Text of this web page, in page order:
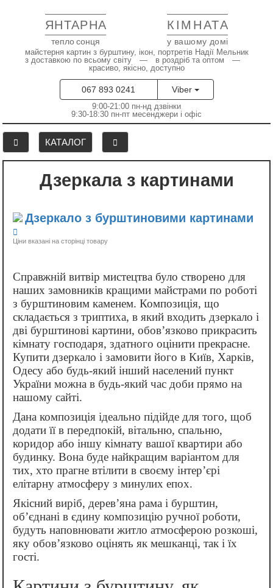
ЯНТАРНА КІМНАТА
тепло сонця у вашому домі
майстерня картин з бурштину, ікон, портретів Надії Мельник
з доставкою по всьому світу — в роздріб та оптом —
красиво, якісно, доступно
067 893 0241 Viber
9:00-21:00 пн-нд дзвінки
9:30-18:30 пн-пт месенджери і офіс
КАТАЛОГ
Дзеркала з картинами
Дзеркало з бурштиновими картинами
Ціни вказані на сторінці товару
Справжній витвір мистецтва було створено для
наших замовників кращими майстрами по роботі
з бурштиновим каменем. Композиція, що
складається з триптиха, в який входить дзеркало і
дві бурштинові картини, обов’язково прикрасить
кімнату господаря, здатного оцінити прекрасне.
Купити дзеркало і замовити його в Київ, Харків,
Одесу або будь-який інший населений пункт
України можна в будь-який час доби прямо на
нашому сайті.
Дана композиція ідеально підійде для того, щоб
додати її в передпокій, вітальню, спальню,
коридор або іншу кімнату вашої квартири або
будинку. Вона буде найкращим варіантом для
тих, хто прагне втілити в своєму інтер’єрі
елітарну атмосферу з минулих епох.
Якісний виріб, дерев’яна рама і бурштин,
об’єднані в єдину композицію ручної роботи,
будуть наповнювати житло атмосферою розкоші,
яку обов’язково оцінять як мешканці, так і їх
гості.